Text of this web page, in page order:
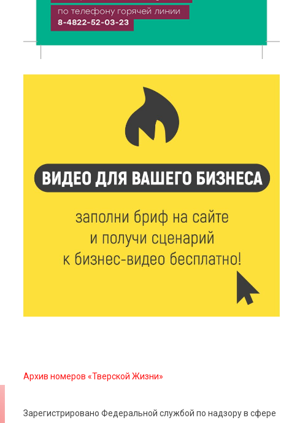
В Твери создали соединения для кормовых
добавок, повышающие продуктивность
6 Авг 2026 14:01 146
Мультфильм своими руками: в Твери дети сняли
ленту по мотивам басни «Карась»
178
спортивной столицей России
Рынок труда 2026: где в Тверской области самые
высокие зарплаты и как изменились доходы
столицу России
6 Авг 2026 11:31 232
Архив номеров «Тверской Жизни»
Зарегистрировано Федеральной службой по надзору в сфере